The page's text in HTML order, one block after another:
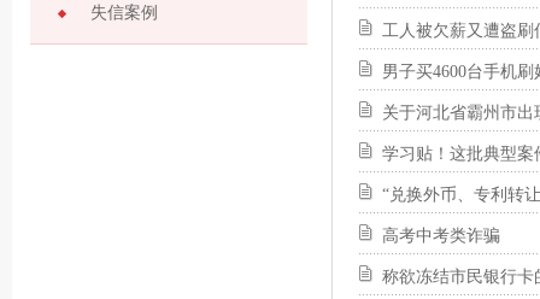
失信案例
工人被欠薪又遭盗刷
男子买4600台手机
关于河北省霸州市
学习贴！这批典型案
“兑换外币、专利转
高考中考类诈骗
称欲冻结市民银行卡